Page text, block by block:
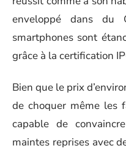
enveloppé dans du
smartphones sont
grâce à la certification
Bien que le prix
de choquer même les
capable de
maintes reprises avec